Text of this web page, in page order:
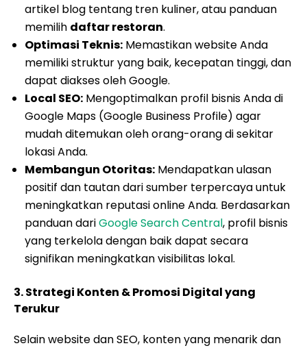
artikel blog tentang tren kuliner, atau panduan
memilih daftar restoran.
Optimasi Teknis: Memastikan website Anda
memiliki struktur yang baik, kecepatan tinggi, dan
dapat diakses oleh Google.
Local SEO: Mengoptimalkan profil bisnis Anda di
Google Maps (Google Business Profile) agar
mudah ditemukan oleh orang-orang di sekitar
lokasi Anda.
Membangun Otoritas: Mendapatkan ulasan
positif dan tautan dari sumber terpercaya untuk
meningkatkan reputasi online Anda. Berdasarkan
panduan dariGoogle Search Central, profil bisnis
yang terkelola dengan baik dapat secara
signifikan meningkatkan visibilitas lokal.
3. Strategi Konten & Promosi Digital yang
Terukur
Selain website dan SEO, konten yang menarik dan